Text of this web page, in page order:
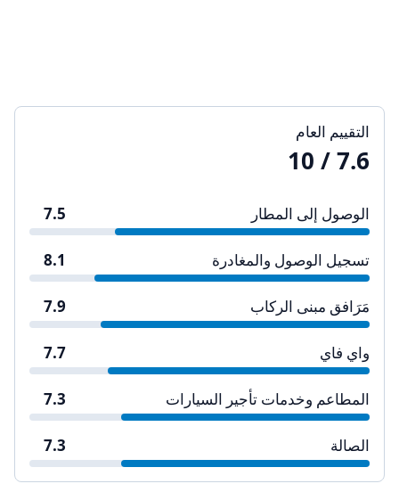
التقييم العام
7.6
/ 10
الوصول إلى المطار 7.5
تسجيل الوصول والمغادرة 8.1
مَرَافق مبنى الركاب 7.9
واي فاي 7.7
المطاعم وخدمات تأجير السيارات 7.3
الصالة 7.3